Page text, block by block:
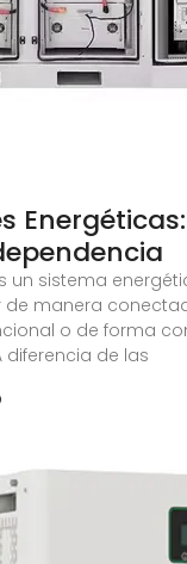
un sistema
de manera
o de forma
diferencia de las